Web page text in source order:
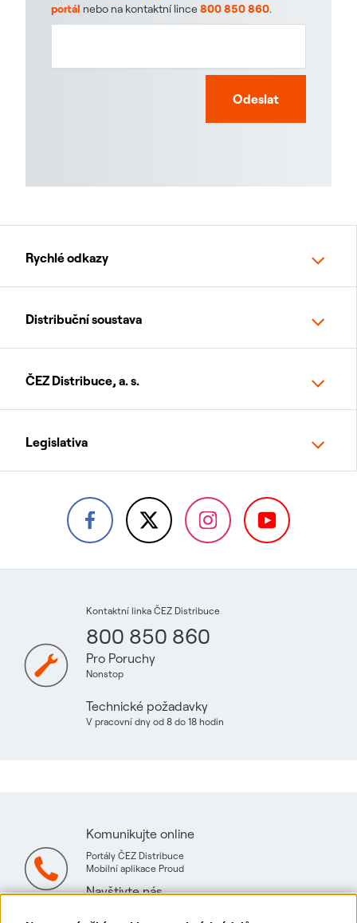
portál nebo na kontaktní lince800 850 860.
Odeslat
Rychlé odkazy
Distribuční soustava
ČEZ Distribuce, a. s.
Legislativa
Kontaktní linka ČEZ Distribuce
800 850 860
Pro Poruchy
Nonstop
Technické požadavky
V pracovní dny od 8 do 18 hodin
Komunikujte online
Portály ČEZ Distribuce
Mobilní aplikace Proud
Navštivte nás